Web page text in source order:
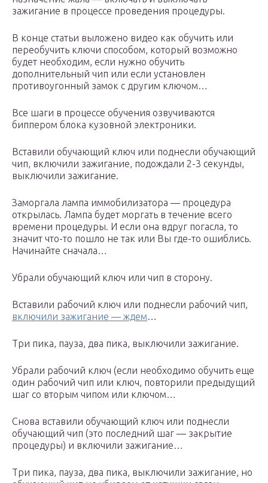
зажигание в процессе проведения процедуры.
В конце статьи выложено видео как обучить или
переобучить ключи способом, который возможно
будет необходим, если нужно обучить
дополнительный чип или если установлен
противоугонный замок с другим ключом…
Все шаги в процессе обучения озвучиваются
биппером блока кузовной электроники.
Вставили обучающий ключ или поднесли обучающий
чип, включили зажигание, подождали 2-3 секунды,
выключили зажигание.
Заморгала лампа иммобилизатора — процедура
открылась. Лампа будет моргать в течение всего
времени процедуры. И если она вдруг погасла, то
значит что-то пошло не так или Вы где-то ошиблись.
Начинайте сначала…
Убрали обучающий ключ или чип в сторону.
Вставили рабочий ключ или поднесли рабочий чип,
включили зажигание — ждем…
Три пика, пауза, два пика, выключили зажигание.
Убрали рабочий ключ (если необходимо обучить еще
один рабочий чип или ключ, повторили предыдущий
шаг со вторым чипом или ключом…
Снова вставили обучающий ключ или поднесли
обучающий чип (это последний шаг — закрытие
процедуры) и включили зажигание…
Три пика, пауза, два пика, выключили зажигание, но